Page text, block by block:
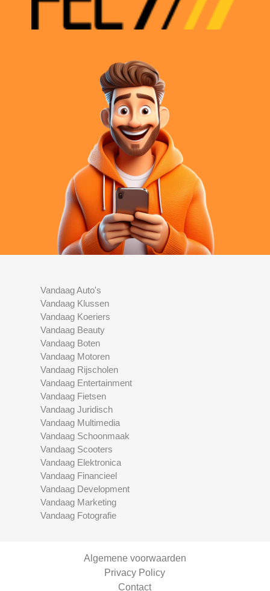
Vandaag Auto's
Vandaag Klussen
Vandaag Koeriers
Vandaag Beauty
Vandaag Boten
Vandaag Motoren
Vandaag Rijscholen
Vandaag Entertainment
Vandaag Fietsen
Vandaag Juridisch
Vandaag Multimedia
Vandaag Schoonmaak
Vandaag Scooters
Vandaag Elektronica
Vandaag Financieel
Vandaag Development
Vandaag Marketing
Vandaag Fotografie
Algemene voorwaarden
Privacy Policy
Contact